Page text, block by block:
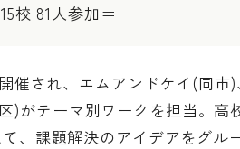
校 81人参加＝
催され、エムアンドケイ(同市
)がテーマ別ワークを担当。高
、課題解決のアイデアをグル